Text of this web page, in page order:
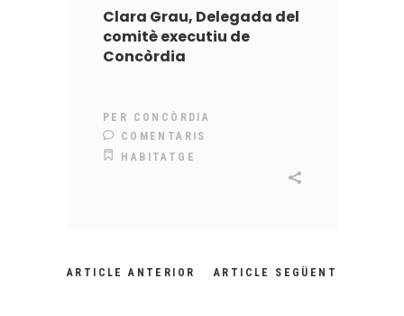
Clara Grau, Delegada del
comitè executiu de
Concòrdia
PER CONCÒRDIA
COMENTARIS
HABITATGE
ARTICLE ANTERIOR ARTICLE SEGÜENT